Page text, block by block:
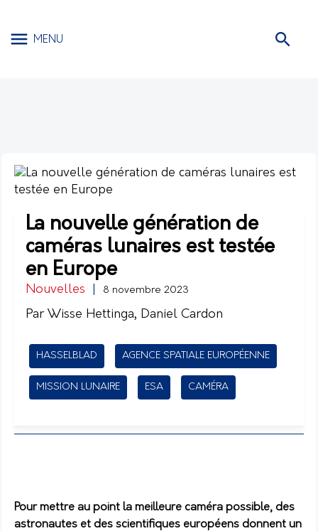
MENU
La nouvelle génération de
caméras lunaires est testée
en Europe
Nouvelles 8 novembre 2023
Par Wisse Hettinga, Daniel Cardon
HASSELBLAD AGENCE SPATIALE EUROPÉENNE
MISSION LUNAIRE ESA CAMÉRA
Pour mettre au point la meilleure caméra possible, des
astronautes et des scientifiques européens donnent un